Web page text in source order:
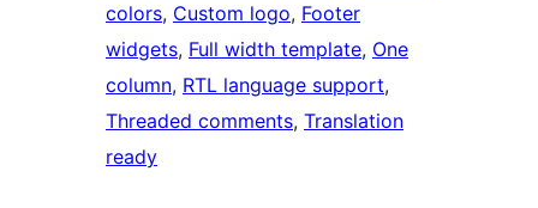
colors, Custom logo, Footer
widgets, Full width template, One
column, RTL language support
Threaded comments, Translation
ready